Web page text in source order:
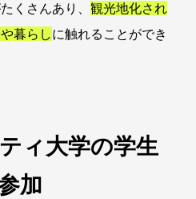
くさんあり、 観光地化され
暮らしに触れることができ
ィ大学の学生
加